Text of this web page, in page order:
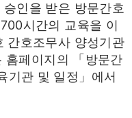
인을 받은 방문간호
시간의 교육을 이
간호조무사 양성기관
홈페이지의 「방문간
기관 및 일정」에서